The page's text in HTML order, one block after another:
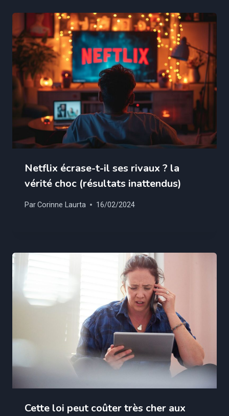
Netflix écrase-t-il ses rivaux ? la
vérité choc (résultats inattendus)
ParCorinne Laurta 16/02/2024
Cette loi peut coûter très cher aux